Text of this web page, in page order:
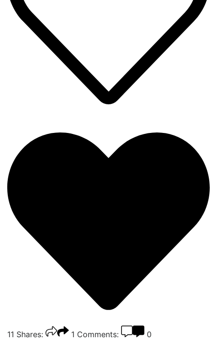
11 Shares: 1 Comments: 0